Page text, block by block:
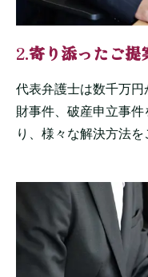
2.寄り添ったご提
代表弁護士は数千万
財事件、破産申立事
り、様々な解決方法を